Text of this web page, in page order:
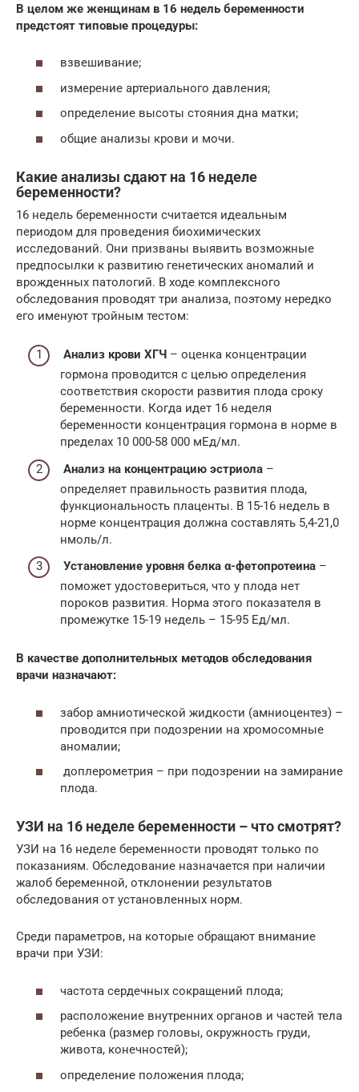
В целом же женщинам в 16 недель беременности
предстоят типовые процедуры:
взвешивание;
измерение артериального давления;
определение высоты стояния дна матки;
общие анализы крови и мочи.
Какие анализы сдают на 16 неделе
беременности?
16 недель беременности считается идеальным
периодом для проведения биохимических
исследований. Они призваны выявить возможные
предпосылки к развитию генетических аномалий и
врожденных патологий. В ходе комплексного
обследования проводят три анализа, поэтому нередко
его именуют тройным тестом:
Анализ крови ХГЧ – оценка концентрации
гормона проводится с целью определения
соответствия скорости развития плода сроку
беременности. Когда идет 16 неделя
беременности концентрация гормона в норме в
пределах 10 000-58 000 мЕд/мл.
Анализ на концентрацию эстриола –
определяет правильность развития плода,
функциональность плаценты. В 15-16 недель в
норме концентрация должна составлять 5,4-21,0
нмоль/л.
Установление уровня белка α-фетопротеина –
поможет удостовериться, что у плода нет
пороков развития. Норма этого показателя в
промежутке 15-19 недель – 15-95 Ед/мл.
В качестве дополнительных методов обследования
врачи назначают:
забор амниотической жидкости (амниоцентез) –
проводится при подозрении на хромосомные
аномалии;
доплерометрия – при подозрении на замирание
плода.
УЗИ на 16 неделе беременности – что смотрят?
УЗИ на 16 неделе беременности проводят только по
показаниям. Обследование назначается при наличии
жалоб беременной, отклонении результатов
обследования от установленных норм.
Среди параметров, на которые обращают внимание
врачи при УЗИ:
частота сердечных сокращений плода;
расположение внутренних органов и частей тела
ребенка (размер головы, окружность груди,
живота, конечностей);
определение положения плода;